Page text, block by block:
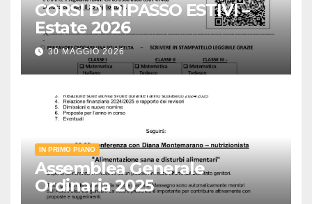
CORSI DI RIPASSO ESTIVI –
Estate 2026
30 MAGGIO 2026
IN PRIMO PIANO
Assemblea Generale
Ordinaria 2025